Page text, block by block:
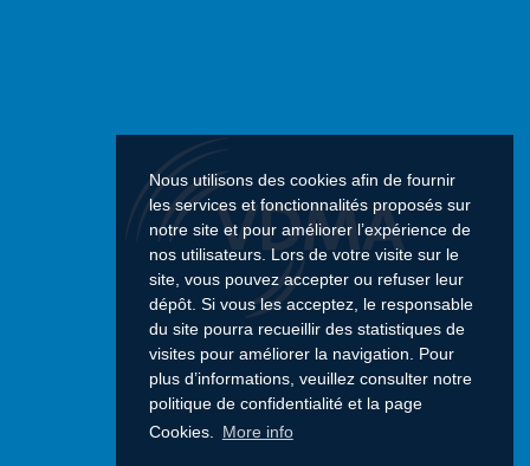
Nous utilisons des cookies afin de fournir
les services et fonctionnalités proposés sur
notre site et pour améliorer l’expérience de
nos utilisateurs. Lors de votre visite sur le
site, vous pouvez accepter ou refuser leur
dépôt. Si vous les acceptez, le responsable
du site pourra recueillir des statistiques de
visites pour améliorer la navigation. Pour
plus d’informations, veuillez consulter notre
politique de confidentialité et la page
Cookies.
More info